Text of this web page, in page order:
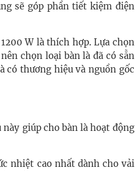
sẽ góp phần tiết kiệm điện
W là thích hợp. Lựa chọn
chọn loại bàn là đã có sẵn
có thương hiệu và nguồn gốc
giúp cho bàn là hoạt động
nhiệt cao nhất dành cho vải